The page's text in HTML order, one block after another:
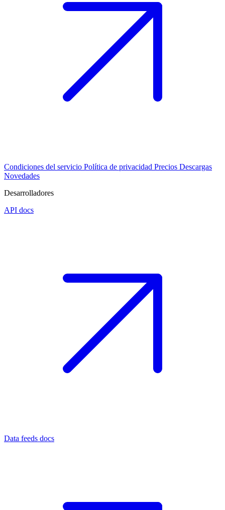
Condiciones del servicio Política de privacidad Precios Descargas
Novedades
Desarrolladores
API docs
Data feeds docs